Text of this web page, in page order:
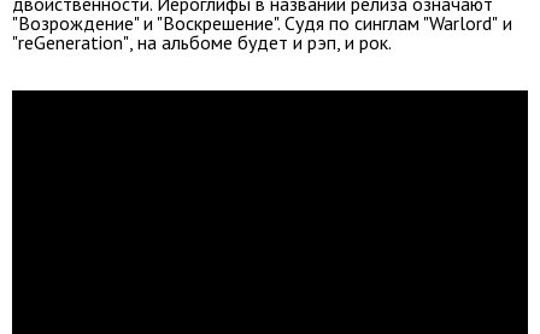
"Возрождение" и "Воскрешение". Судя по синглам "Warlord" и
"reGeneration", на альбоме будет и рэп, и рок.